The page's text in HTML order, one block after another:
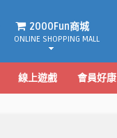
2000Fun商城
ONLINE SHOPPING MALL
線上遊戲 會員好康